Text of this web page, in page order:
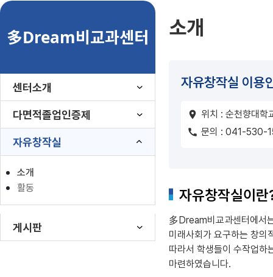
多Dream비교과센터
센터소개
다면적졸업인증제
자유창작실
소개
활동
게시판
소개
자유창작실 이용
location_on 위치 : 순천향대
call 문의 : 041-530-
자유창작실이란
多Dream비교과센터에서
미래사회가 요구하는 창의
따라서 학생들이 수작업하
마련하였습니다.